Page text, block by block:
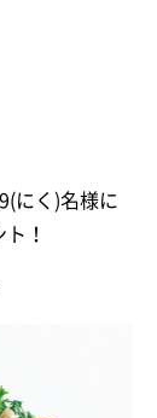
にく)名様に
！